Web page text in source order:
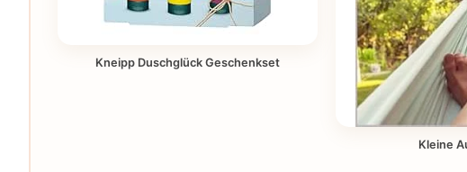
Kneipp Duschglück Geschenkset
Kleine